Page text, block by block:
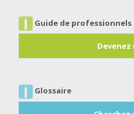
Guide de professionnels
Devenez
Glossaire